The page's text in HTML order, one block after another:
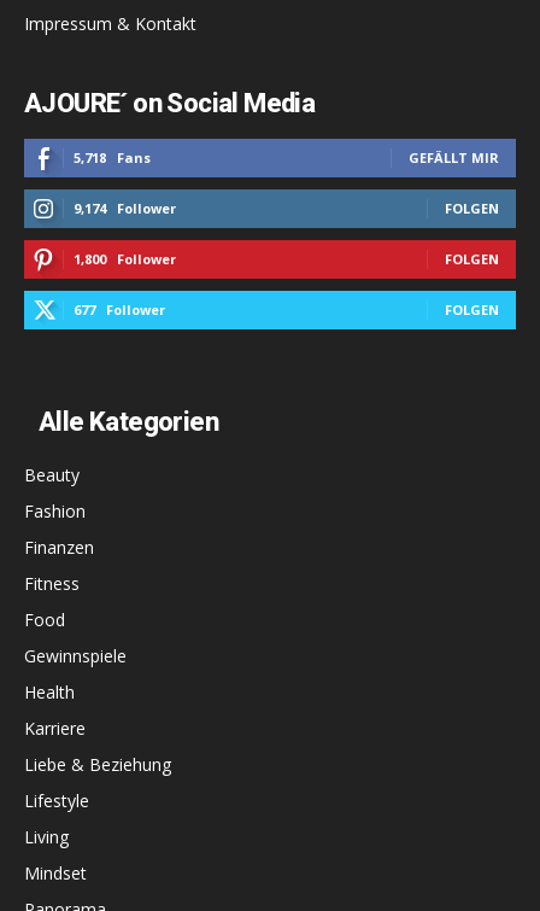
Impressum & Kontakt
AJOURE´ on Social Media
5,718 Fans GEFÄLLT MIR
9,174 Follower FOLGEN
1,800 Follower FOLGEN
677 Follower FOLGEN
Alle Kategorien
Beauty
Fashion
Finanzen
Fitness
Food
Gewinnspiele
Health
Karriere
Liebe & Beziehung
Lifestyle
Living
Mindset